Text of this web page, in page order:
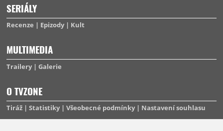
SERIÁLY
Recenze Epizody Kult
MULTIMEDIA
Trailery Galerie
O TVZONE
Tiráž Statistiky Všeobecné podmínky Nastavení souhlasu